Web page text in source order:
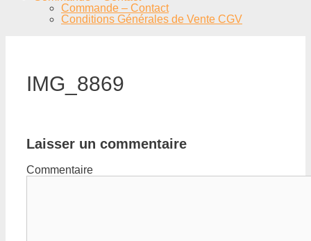
Commande – Contact
Conditions Générales de Vente CGV
IMG_8869
Laisser un commentaire
Commentaire